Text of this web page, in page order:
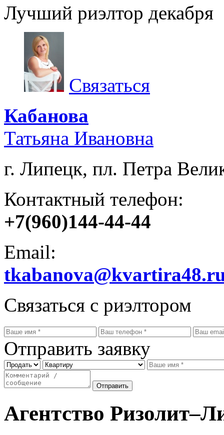
Лучший риэлтор декабря
Связаться
Кабанова
Татьяна Ивановна
г. Липецк, пл. Петра
Контактный телефон:
+7(960)144-44-44
Email:
Связаться с риэлтором
Отправить заявку
Агентство